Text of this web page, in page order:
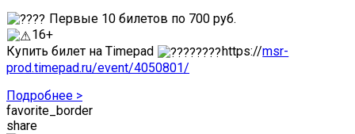
Первые 10 билетов по 700 руб.
16+
Купить билет на Timepad
https://msr-
prod.timepad.ru/event/4050801/
Подробнее >
favorite_border
share